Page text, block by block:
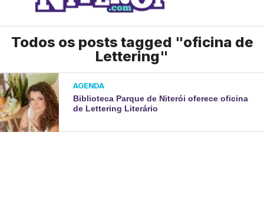
Todos os posts tagged "oficina de
Lettering"
AGENDA
Biblioteca Parque de Niterói oferece oficina
de Lettering Literário